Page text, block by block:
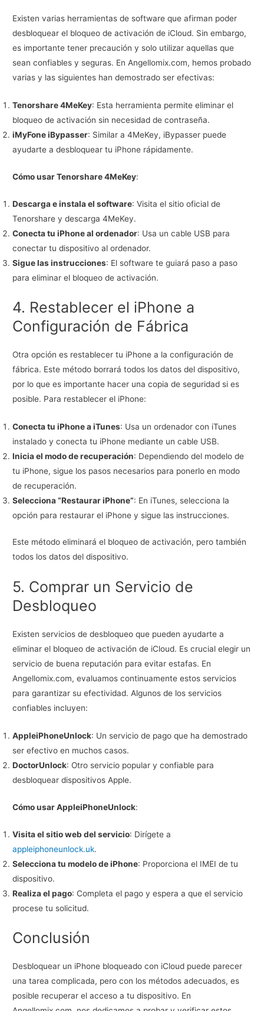
Existen varias herramientas de software que afirman poder
desbloquear el bloqueo de activación de iCloud. Sin embargo,
es importante tener precaución y solo utilizar aquellas que
sean confiables y seguras. En Angellomix.com, hemos probado
varias y las siguientes han demostrado ser efectivas:
Tenorshare 4MeKey: Esta herramienta permite eliminar el
bloqueo de activación sin necesidad de contraseña.
iMyFone iBypasser: Similar a 4MeKey, iBypasser puede
ayudarte a desbloquear tu iPhone rápidamente.
Cómo usar Tenorshare 4MeKey:
Descarga e instala el software: Visita el sitio oficial de
Tenorshare y descarga 4MeKey.
Conecta tu iPhone al ordenador: Usa un cable USB para
conectar tu dispositivo al ordenador.
Sigue las instrucciones: El software te guiará paso a paso
para eliminar el bloqueo de activación.
4. Restablecer el iPhone a
Configuración de Fábrica
Otra opción es restablecer tu iPhone a la configuración de
fábrica. Este método borrará todos los datos del dispositivo,
por lo que es importante hacer una copia de seguridad si es
posible. Para restablecer el iPhone:
Conecta tu iPhone a iTunes: Usa un ordenador con iTunes
instalado y conecta tu iPhone mediante un cable USB.
Inicia el modo de recuperación: Dependiendo del modelo de
tu iPhone, sigue los pasos necesarios para ponerlo en modo
de recuperación.
Selecciona “Restaurar iPhone”: En iTunes, selecciona la
opción para restaurar el iPhone y sigue las instrucciones.
Este método eliminará el bloqueo de activación, pero también
todos los datos del dispositivo.
5. Comprar un Servicio de
Desbloqueo
Existen servicios de desbloqueo que pueden ayudarte a
eliminar el bloqueo de activación de iCloud. Es crucial elegir un
servicio de buena reputación para evitar estafas. En
Angellomix.com, evaluamos continuamente estos servicios
para garantizar su efectividad. Algunos de los servicios
confiables incluyen:
AppleiPhoneUnlock: Un servicio de pago que ha demostrado
ser efectivo en muchos casos.
DoctorUnlock: Otro servicio popular y confiable para
desbloquear dispositivos Apple.
Cómo usar AppleiPhoneUnlock:
Visita el sitio web del servicio: Dirígete a
appleiphoneunlock.uk.
Selecciona tu modelo de iPhone: Proporciona el IMEI de tu
dispositivo.
Realiza el pago: Completa el pago y espera a que el servicio
procese tu solicitud.
Conclusión
Desbloquear un iPhone bloqueado con iCloud puede parecer
una tarea complicada, pero con los métodos adecuados, es
posible recuperar el acceso a tu dispositivo. En